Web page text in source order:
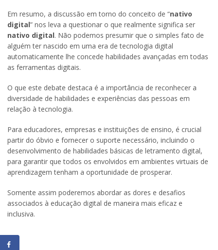
Em resumo, a discussão em torno do conceito de “nativo
digital” nos leva a questionar o que realmente significa ser
nativo digital. Não podemos presumir que o simples fato de
alguém ter nascido em uma era de tecnologia digital
automaticamente lhe concede habilidades avançadas em todas
as ferramentas digitais.
O que este debate destaca é a importância de reconhecer a
diversidade de habilidades e experiências das pessoas em
relação à tecnologia.
Para educadores, empresas e instituições de ensino, é crucial
partir do óbvio e fornecer o suporte necessário, incluindo o
desenvolvimento de habilidades básicas de letramento digital,
para garantir que todos os envolvidos em ambientes virtuais de
aprendizagem tenham a oportunidade de prosperar.
Somente assim poderemos abordar as dores e desafios
associados à educação digital de maneira mais eficaz e
inclusiva.